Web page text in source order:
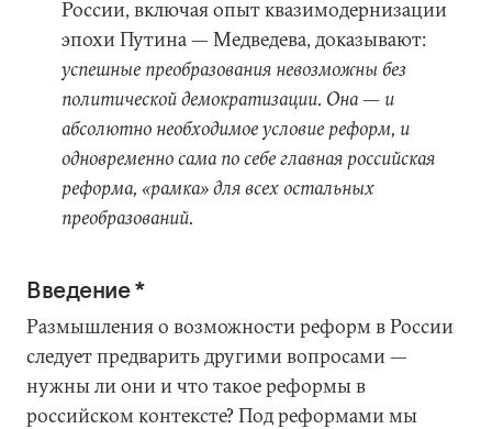
России, включая опыт квазимодернизации
эпохи Путина — Медведева, доказывают:
успешные преобразования невозможны без
политической демократизации. Она — и
абсолютно необходимое условие реформ, и
одновременно сама по себе главная российская
реформа, «рамка» для всех остальных
преобразований.
Введение *
Размышления о возможности реформ в России
следует предварить другими вопросами —
нужны ли они и что такое реформы в
российском контексте? Под реформами мы